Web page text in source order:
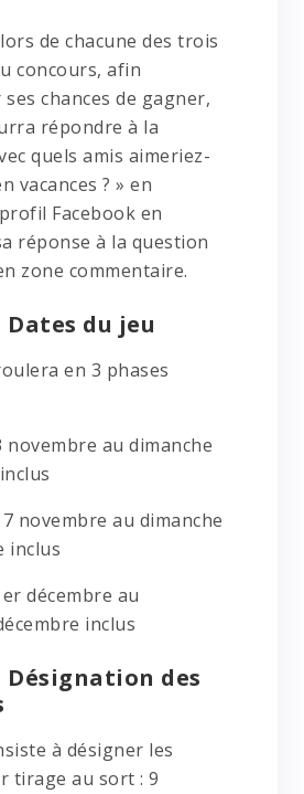
de chacune des trois
concours, afin
ses chances de gagner,
répondre à la
quels amis aimeriez-
vacances ? » en
Facebook en
réponse à la question
zone commentaire.
du jeu
en 3 phases
au dimanche
novembre au dimanche
inclus
décembre au
inclus
Désignation des
à désigner les
tirage au sort : 9